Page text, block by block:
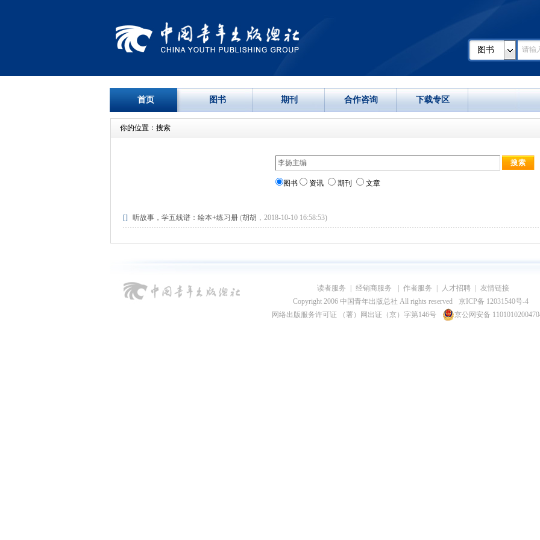
图书
首页 图书 期刊 合作咨询 下载专区
你的位置：搜索
图书 资讯 期刊 文章
[] 听故事，学五线谱：绘本+练习册(胡胡 ，2018-10-10 16:58:53)
读者服务 经销商服务 作者服务 人才招聘
友情链接
Copyright 2006 中国青年出版总社 All rights reserved
京ICP备 12031540号-4
网络出版服务许可证 （署）网出证（京）字第146号
京公网安备